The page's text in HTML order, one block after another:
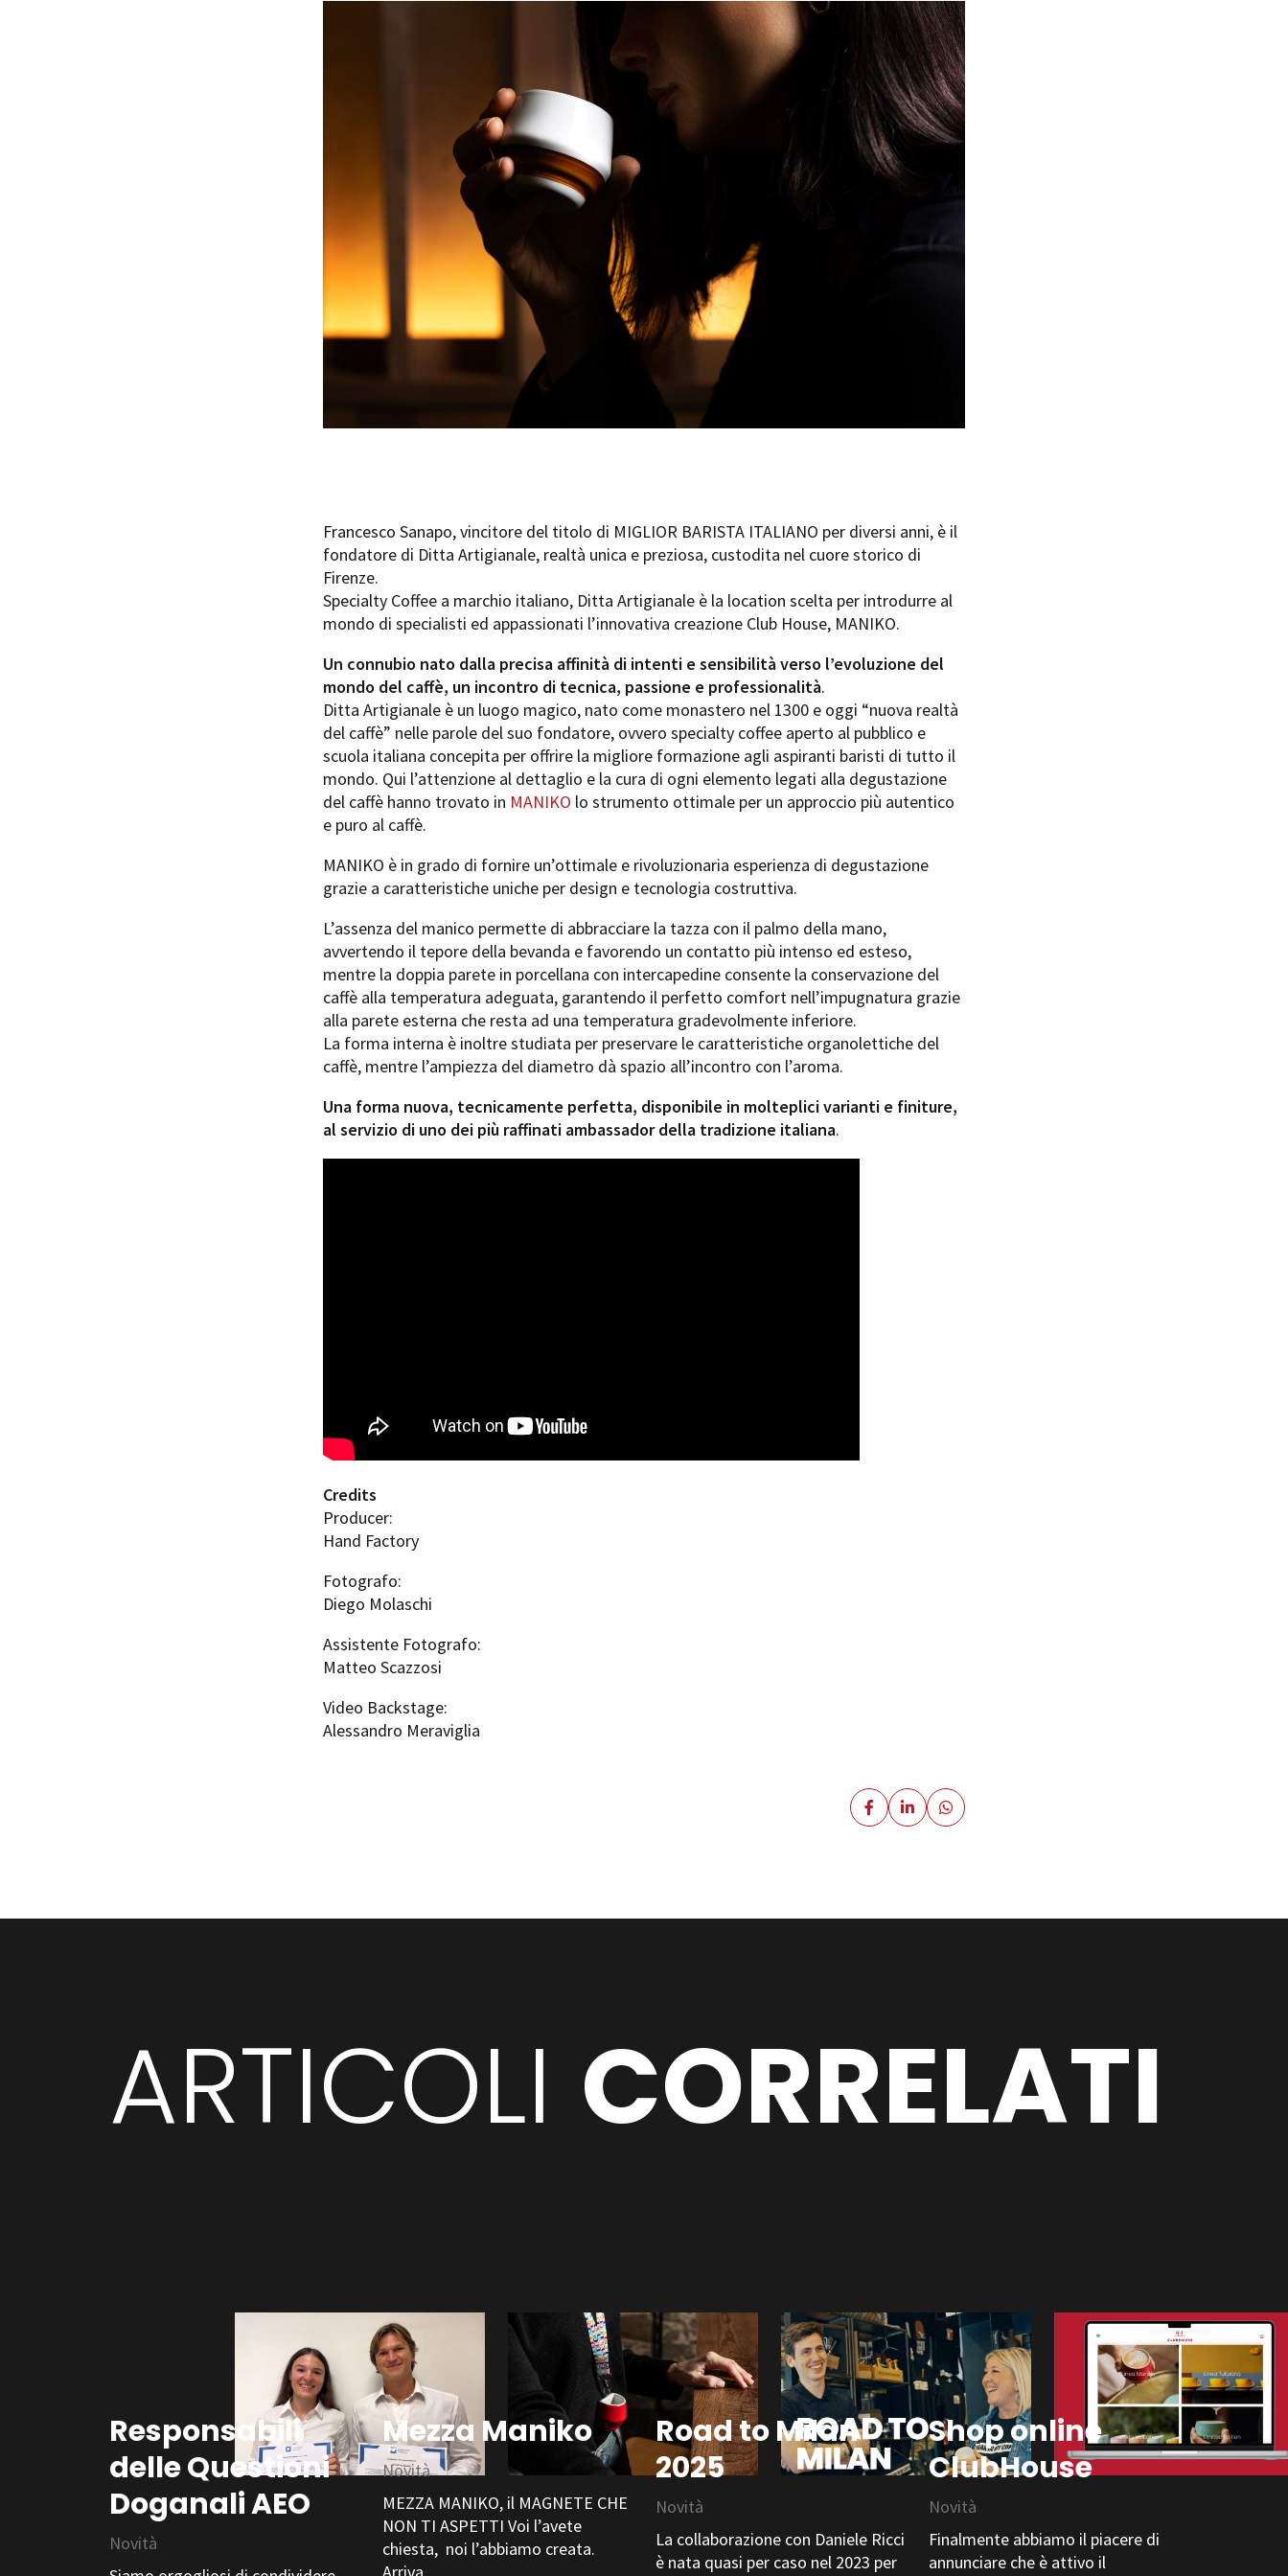
Francesco Sanapo, vincitore del titolo di MIGLIOR BARISTA ITALIANO per diversi anni, è il
fondatore di Ditta Artigianale, realtà unica e preziosa, custodita nel cuore storico di
Firenze.
Specialty Coffee a marchio italiano, Ditta Artigianale è la location scelta per introdurre al
mondo di specialisti ed appassionati l’innovativa creazione Club House, MANIKO.
Un connubio nato dalla precisa affinità di intenti e sensibilità verso l’evoluzione del
mondo del caffè, un incontro di tecnica, passione e professionalità.
Ditta Artigianale è un luogo magico, nato come monastero nel 1300 e oggi “nuova realtà
del caffè” nelle parole del suo fondatore, ovvero specialty coffee aperto al pubblico e
scuola italiana concepita per offrire la migliore formazione agli aspiranti baristi di tutto il
mondo. Qui l’attenzione al dettaglio e la cura di ogni elemento legati alla degustazione
del caffè hanno trovato in MANIKO lo strumento ottimale per un approccio più autentico
e puro al caffè.
MANIKO è in grado di fornire un’ottimale e rivoluzionaria esperienza di degustazione
grazie a caratteristiche uniche per design e tecnologia costruttiva.
L’assenza del manico permette di abbracciare la tazza con il palmo della mano,
avvertendo il tepore della bevanda e favorendo un contatto più intenso ed esteso,
mentre la doppia parete in porcellana con intercapedine consente la conservazione del
caffè alla temperatura adeguata, garantendo il perfetto comfort nell’impugnatura grazie
alla parete esterna che resta ad una temperatura gradevolmente inferiore.
La forma interna è inoltre studiata per preservare le caratteristiche organolettiche del
caffè, mentre l’ampiezza del diametro dà spazio all’incontro con l’aroma.
Una forma nuova, tecnicamente perfetta, disponibile in molteplici varianti e finiture,
al servizio di uno dei più raffinati ambassador della tradizione italiana.
Credits
Producer:
Hand Factory
Fotografo:
Diego Molaschi
Assistente Fotografo:
Matteo Scazzosi
Video Backstage:
Alessandro Meraviglia
ARTICOLI CORRELATI
Responsabili
delle Questioni
Doganali AEO
Novità
Mezza Maniko
Novità
MEZZA MANIKO, il MAGNETE CHE
NON TI ASPETTI Voi l’avete
chiesta, noi l’abbiamo creata.
Road to Milan
2025
Novità
La collaborazione con Daniele Ricci
è nata quasi per caso nel 2023 per
Shop online
ClubHouse
Novità
Finalmente abbiamo il piacere di
annunciare che è attivo il